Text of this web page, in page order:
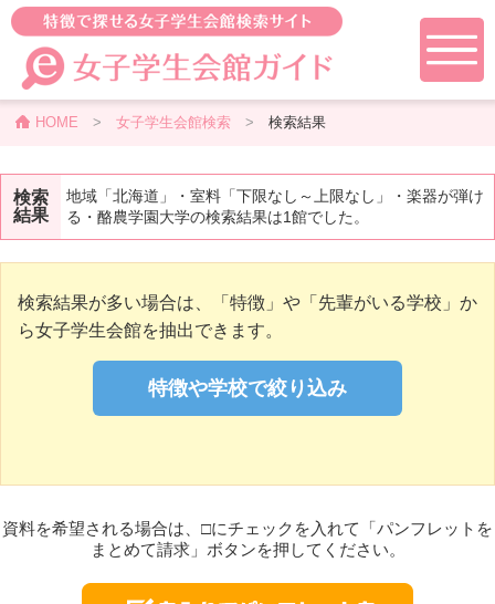
HOME > 女子学生会館検索> 検索結果
検索
結果
地域「北海道」・室料「下限なし～上限なし」・楽器が弾け
る・酪農学園大学の検索結果は1館でした。
検索結果が多い場合は、「特徴」や「先輩がいる学校」か
ら女子学生会館を抽出できます。
資料を希望される場合は、□にチェックを入れて「パンフレットを
まとめて請求」ボタンを押してください。